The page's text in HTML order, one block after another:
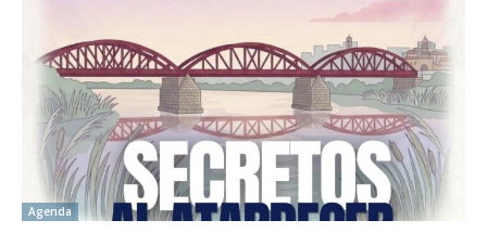
Agenda